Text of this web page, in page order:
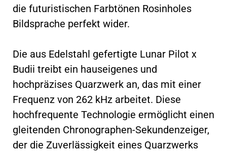
die futuristischen Farbtönen Rosinholes
Bildsprache perfekt wider.
Die aus Edelstahl gefertigte Lunar Pilot x
Budii treibt ein hauseigenes und
hochpräzises Quarzwerk an, das mit einer
Frequenz von 262 kHz arbeitet. Diese
hochfrequente Technologie ermöglicht einen
gleitenden Chronographen-Sekundenzeiger,
der die Zuverlässigkeit eines Quarzwerks